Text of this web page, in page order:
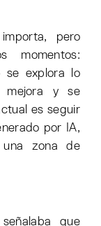
pero
momentos:
se explora lo
mejora y se
es seguir
por IA,
una zona de
que